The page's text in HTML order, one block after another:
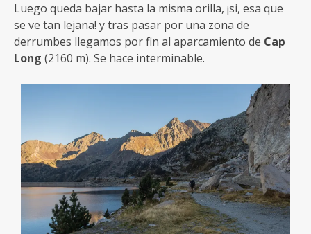
Luego queda bajar hasta la misma orilla, ¡si, esa que
se ve tan lejana! y tras pasar por una zona de
derrumbes llegamos por fin al aparcamiento de Cap
Long (2160 m). Se hace interminable.